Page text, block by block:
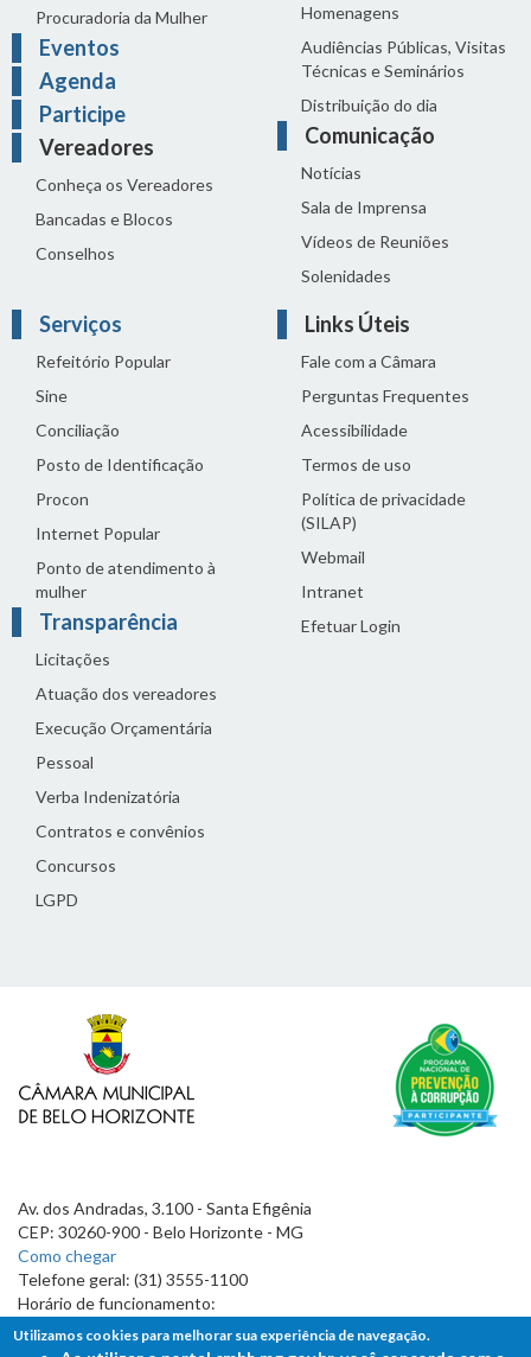
Procuradoria da Mulher
Eventos
Agenda
Participe
Vereadores
Conheça os Vereadores
Bancadas e Blocos
Conselhos
Homenagens
Audiências Públicas, Visitas
Técnicas e Seminários
Distribuição do dia
Comunicação
Notícias
Sala de Imprensa
Vídeos de Reuniões
Solenidades
Serviços
Refeitório Popular
Sine
Conciliação
Posto de Identificação
Procon
Internet Popular
Ponto de atendimento à
mulher
Transparência
Licitações
Atuação dos vereadores
Execução Orçamentária
Pessoal
Verba Indenizatória
Contratos e convênios
Concursos
LGPD
Links Úteis
Fale com a Câmara
Perguntas Frequentes
Acessibilidade
Termos de uso
Política de privacidade
(SILAP)
Webmail
Intranet
Efetuar Login
Av. dos Andradas, 3.100 - Santa Efigênia
CEP: 30260-900 - Belo Horizonte - MG
Como chegar
Telefone geral: (31) 3555-1100
Horário de funcionamento:
7h às 19h
Utilizamos cookies para melhorar sua experiência de navegação.